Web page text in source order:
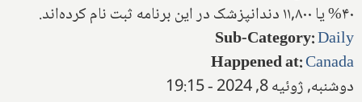
۴۰% یا ۱۱,۸۰۰ دندانپزشک در این برنامه ثبت نام کرده‌اند.
Sub-Category:Daily
Happened at:Canada
دوشنبه, ژوئیه 8, 2024 - 19:15